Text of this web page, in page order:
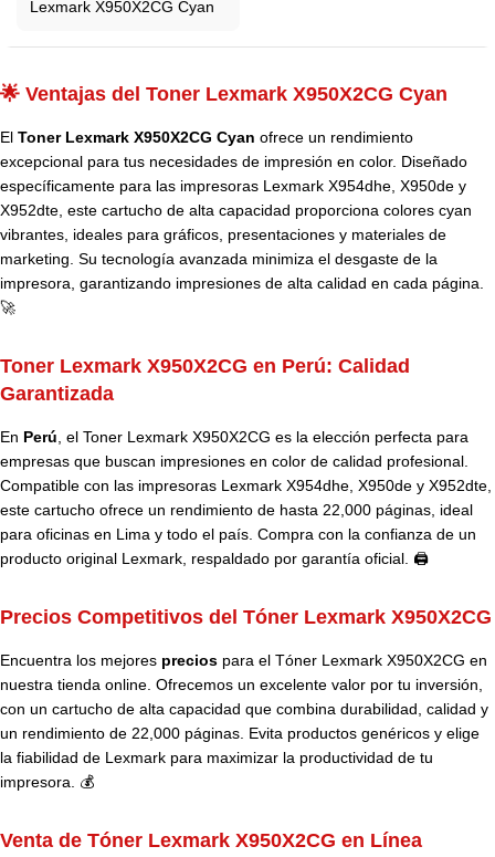
Lexmark X950X2CG Cyan
🌟 Ventajas del Toner Lexmark X950X2CG Cyan
El Toner Lexmark X950X2CG Cyan ofrece un rendimiento
excepcional para tus necesidades de impresión en color. Diseñado
específicamente para las impresoras Lexmark X954dhe, X950de y
X952dte, este cartucho de alta capacidad proporciona colores cyan
vibrantes, ideales para gráficos, presentaciones y materiales de
marketing. Su tecnología avanzada minimiza el desgaste de la
impresora, garantizando impresiones de alta calidad en cada página.
🚀
Toner Lexmark X950X2CG en Perú: Calidad
Garantizada
En Perú, el Toner Lexmark X950X2CG es la elección perfecta para
empresas que buscan impresiones en color de calidad profesional.
Compatible con las impresoras Lexmark X954dhe, X950de y X952dte,
este cartucho ofrece un rendimiento de hasta 22,000 páginas, ideal
para oficinas en Lima y todo el país. Compra con la confianza de un
producto original Lexmark, respaldado por garantía oficial. 🖨️
Precios Competitivos del Tóner Lexmark X950X2CG
Encuentra los mejores precios para el Tóner Lexmark X950X2CG en
nuestra tienda online. Ofrecemos un excelente valor por tu inversión,
con un cartucho de alta capacidad que combina durabilidad, calidad y
un rendimiento de 22,000 páginas. Evita productos genéricos y elige
la fiabilidad de Lexmark para maximizar la productividad de tu
impresora. 💰
Venta de Tóner Lexmark X950X2CG en Línea